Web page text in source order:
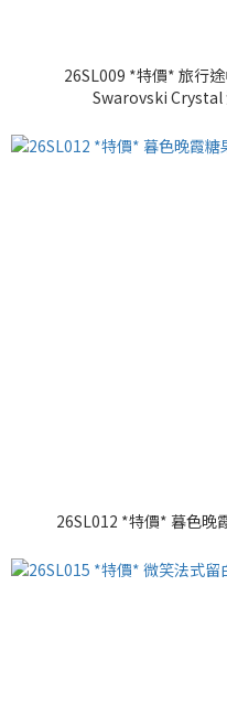
26SL009 *特價* 旅行
Swarovski Crystal
26SL012 *特價* 暮色晚